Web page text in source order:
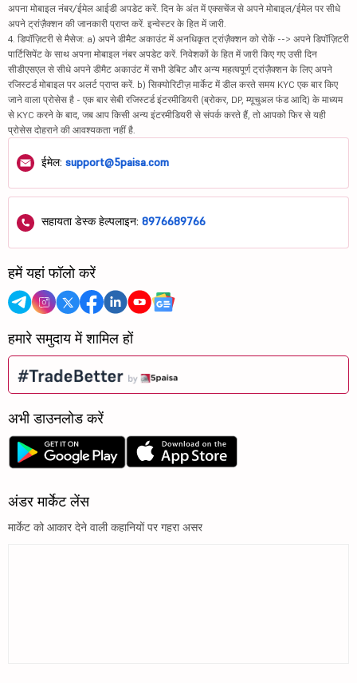
अपना मोबाइल नंबर/ईमेल आईडी अपडेट करें. दिन के अंत में एक्सचेंज से अपने मोबाइल/ईमेल पर सीधे
अपने ट्रांज़ैक्शन की जानकारी प्राप्त करें. इन्वेस्टर के हित में जारी.
4. डिपॉज़िटरी से मैसेज: a) अपने डीमैट अकाउंट में अनधिकृत ट्रांज़ैक्शन को रोकें --> अपने डिपॉज़िटरी
पार्टिसिपेंट के साथ अपना मोबाइल नंबर अपडेट करें. निवेशकों के हित में जारी किए गए उसी दिन
सीडीएसएल से सीधे अपने डीमैट अकाउंट में सभी डेबिट और अन्य महत्वपूर्ण ट्रांज़ैक्शन के लिए अपने
रजिस्टर्ड मोबाइल पर अलर्ट प्राप्त करें. b) सिक्योरिटीज़ मार्केट में डील करते समय KYC एक बार किए
जाने वाला प्रोसेस है - एक बार सेबी रजिस्टर्ड इंटरमीडियरी (ब्रोकर, DP, म्यूचुअल फंड आदि) के माध्यम
से KYC करने के बाद, जब आप किसी अन्य इंटरमीडियरी से संपर्क करते हैं, तो आपको फिर से यही
प्रोसेस दोहराने की आवश्यकता नहीं है.
ईमेल: support@5paisa.com
सहायता डेस्क हेल्पलाइन: 8976689766
हमें यहां फॉलो करें
हमारे समुदाय में शामिल हों
अभी डाउनलोड करें
अंडर मार्केट लेंस
मार्केट को आकार देने वाली कहानियों पर गहरा असर